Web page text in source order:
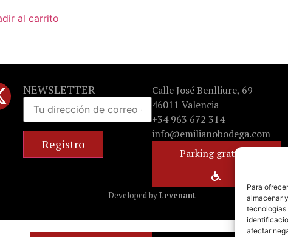
Para
almacenar
tecnologías
afectar
al carrito
NEWSLETTER
Calle José Benlliure, 69
46011 Valencia
+34 963 672 314
info@emilianobodega.com
Parking gratuito
Developed byLevenant